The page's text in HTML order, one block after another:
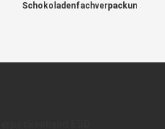
Schokoladenfachverpackung